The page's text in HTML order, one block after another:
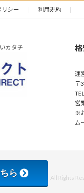
シー 利用規約
カタチ
運
〒
営
※
ム
さんの内装屋】 All Rights
ら